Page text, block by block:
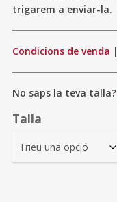
trigarem a enviar-la.
Condicions de venda |
No saps la teva talla?
Talla